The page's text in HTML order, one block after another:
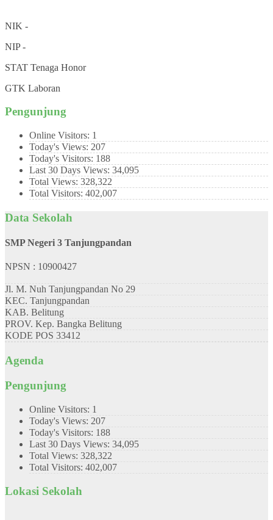
NIK -
NIP-
STAT Tenaga Honor
GTK Laboran
Pengunjung
Online Visitors: 1
Today's Views: 207
Today's Visitors: 188
Last 30 Days Views: 34,095
Total Views: 328,322
Total Visitors: 402,007
Data Sekolah
SMP Negeri 3 Tanjungpandan
NPSN : 10900427
Jl. M. Nuh Tanjungpandan No 29
KEC. Tanjungpandan
KAB. Belitung
PROV. Kep. Bangka Belitung
KODE POS 33412
Agenda
Pengunjung
Online Visitors: 1
Today's Views: 207
Today's Visitors: 188
Last 30 Days Views: 34,095
Total Views: 328,322
Total Visitors: 402,007
Lokasi Sekolah